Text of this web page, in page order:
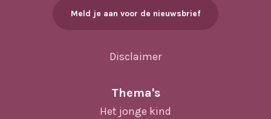
Meld je aan voor de nieuwsbrief
Disclaimer
Thema's
Het jonge kind